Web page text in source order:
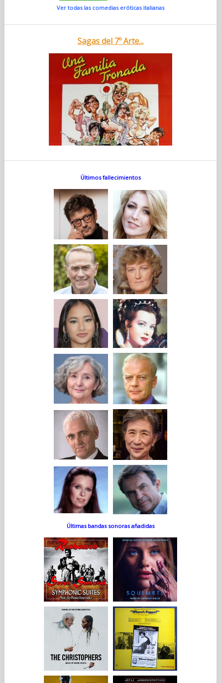
Ver todas las comedias eróticas italianas
Sagas del 7º Arte...
Últimos fallecimientos
Últimas bandas sonoras añadidas